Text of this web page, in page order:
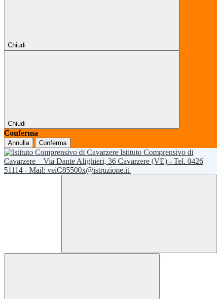
Chiudi
Chiudi
Conferma
Annulla Conferma
Istituto Comprensivo di
Cavarzere
Via Dante Alighieri, 36 Cavarzere (VE) - Tel. 0426
51114 - Mail: veiC85500x@istruzione.it